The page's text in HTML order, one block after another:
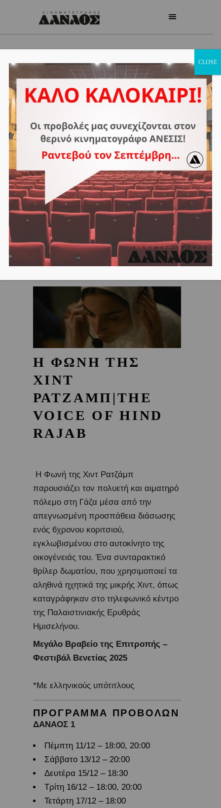
Η ΦΩΝΗ ΤΗΣ
ΧΙΝΤ
ΡΑΤΖΑΜΠ|THE
VOICE OF HIND
RAJAB
Η Φωνή της Χιντ Ρατζάμπ
παρουσιάζει τον πολυετή και αιματηρό
πόλεμο στη Γάζα μέσα από την
απεγνωσμένη προσπάθεια διάσωσης
ενός 6χρονου κοριτσιού,
εγκλωβισμένου στο αυτοκίνητο της
οικογένειάς του. Ένα συνταρακτικό
θρίλερ δωματίου, που χρησιμοποιεί τα
αληθινά ηχητικά της μικρής Χιντ, όπως
καταγράφηκαν στο τηλεφωνικό κέντρο
της Παλαιστινιακής Ερυθράς
Ημισελήνου.
Μεγάλο Βραβείο της Επιτροπής –
Φεστιβάλ Βενετίας 2025
*Με ελληνικούς υπότιτλους
ΠΡΟΓΡΑΜΜΑ ΠΡΟΒΟΛΩΝ
ΔΑΝΑΟΣ 1
Πέμπτη 11/12 – 18:00, 20:00
Σάββατο 13/12 – 20:00
Δευτέρα 15/12 – 18:30
Τρίτη 16/12 – 18:00, 20:00
Τετάρτη 17/12 – 18:00
CLOSE